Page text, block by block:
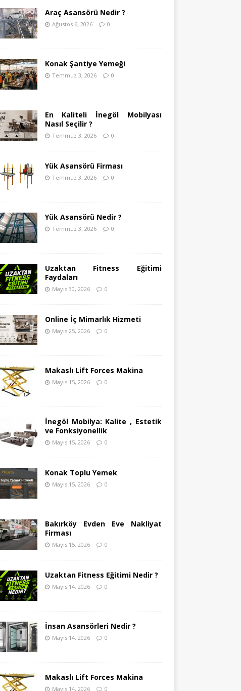
Araç Asansörü Nedir ?
Ağustos 6, 2026 0
Konak Şantiye Yemeği
Temmuz 3, 2026 0
En Kaliteli İnegöl Mobilyası
Nasıl Seçilir ?
Temmuz 3, 2026 0
Yük Asansörü Firması
Temmuz 3, 2026 0
Yük Asansörü Nedir ?
Temmuz 3, 2026 0
Uzaktan Fitness Eğitimi
Faydaları
Mayıs 30, 2026 0
Online İç Mimarlık Hizmeti
Mayıs 25, 2026 0
Makaslı Lift Forces Makina
Mayıs 15, 2026 0
İnegöl Mobilya: Kalite , Estetik
ve Fonksiyonellik
Mayıs 15, 2026 0
Konak Toplu Yemek
Mayıs 15, 2026 0
Bakırköy Evden Eve Nakliyat
Firması
Mayıs 15, 2026 0
Uzaktan Fitness Eğitimi Nedir ?
Mayıs 14, 2026 0
İnsan Asansörleri Nedir ?
Mayıs 14, 2026 0
Makaslı Lift Forces Makina
Mayıs 14, 2026 0